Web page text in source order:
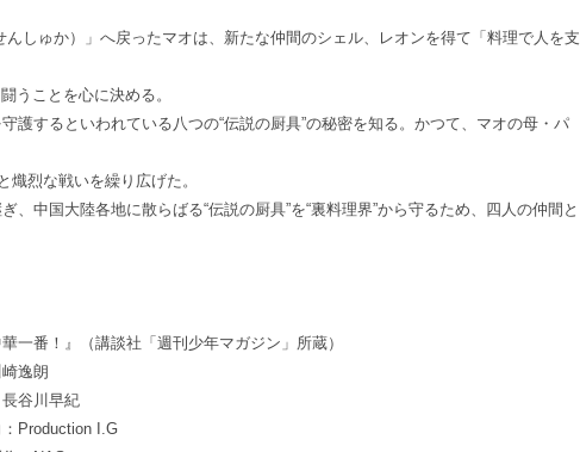
んしゅか）」へ戻ったマオは、新たな仲間のシェル、レオンを得て「料理で人を支
うことを心に決める。
護するといわれている八つの“伝説の厨具”の秘密を知る。かつて、マオの母・パ
熾烈な戦いを繰り広げた。
、中国大陸各地に散らばる“伝説の厨具”を“裏料理界”から守るため、四人の仲間と
一番！』（講談社「週刊少年マガジン」所蔵）
逸朗
谷川早紀
Production I.G